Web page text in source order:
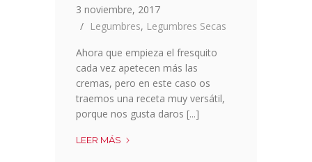
3 noviembre, 2017
Legumbres, Legumbres Secas
Ahora que empieza el fresquito
cada vez apetecen más las
cremas, pero en este caso os
traemos una receta muy versátil,
porque nos gusta daros [...]
LEER MÁS